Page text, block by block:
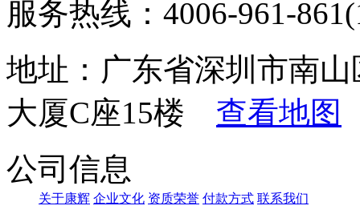
服务热线：4006-961-
地址：广东省深圳市南
大厦C座15楼 查看地图
公司信息
关于康辉 企业文化 资质荣誉 付款方式 联系我们